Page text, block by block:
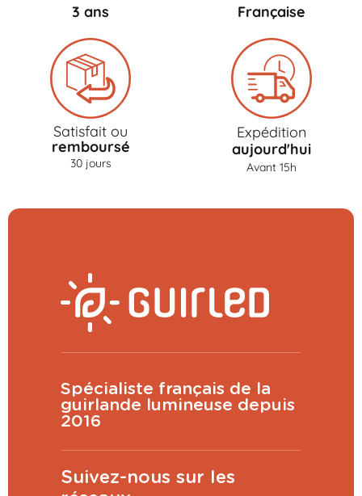
3 ans
Française
Satisfait ou
remboursé
30 jours
Expédition
aujourd'hui
Avant 15h
Spécialiste français de la
guirlande lumineuse depuis
2016
Suivez-nous sur les